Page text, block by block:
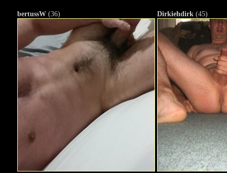
bertussW (36) Dirkiehdirk (45)